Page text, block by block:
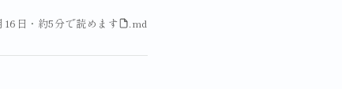
16日 ・ 約5分で読めます .md